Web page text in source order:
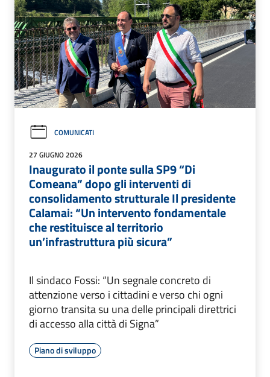
COMUNICATI
27 GIUGNO 2026
Inaugurato il ponte sulla SP9 “Di
Comeana” dopo gli interventi di
consolidamento strutturale Il presidente
Calamai: “Un intervento fondamentale
che restituisce al territorio
un’infrastruttura più sicura”
Il sindaco Fossi: “Un segnale concreto di
attenzione verso i cittadini e verso chi ogni
giorno transita su una delle principali direttrici
di accesso alla città di Signa”
Piano di sviluppo